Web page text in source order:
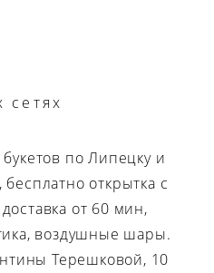
сетях
по Липецку и
открытка с
от 60 мин,
воздушные шары.
Терешковой, 10